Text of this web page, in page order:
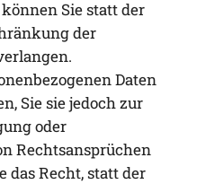
Sie statt der
der
Daten
Sie sie jedoch zur
oder
Rechtsansprüchen
das Recht, statt der